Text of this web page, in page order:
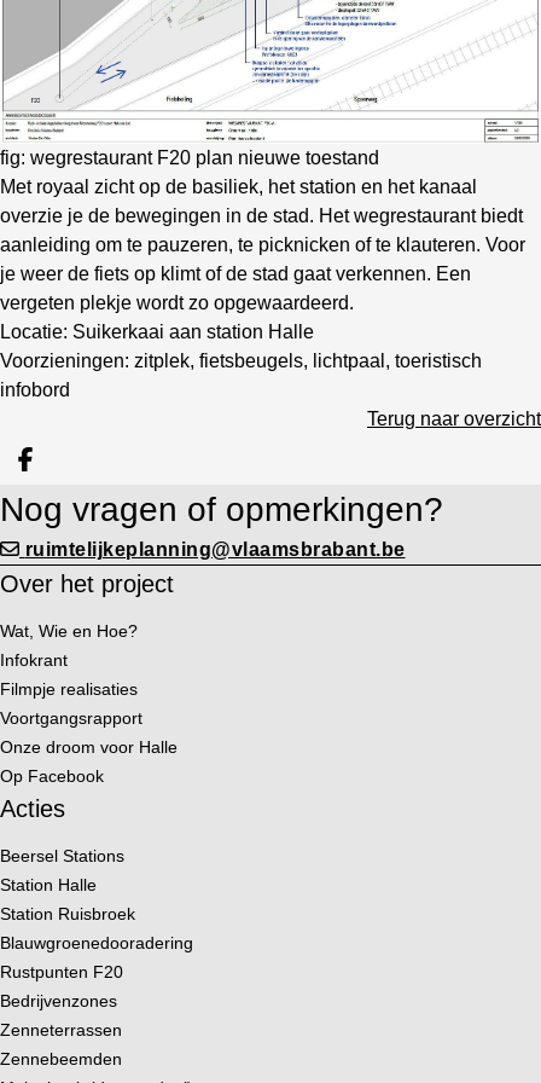
fig: wegrestaurant F20 plan nieuwe toestand
Met royaal zicht op de basiliek, het station en het kanaal
overzie je de bewegingen in de stad. Het wegrestaurant biedt
aanleiding om te pauzeren, te picknicken of te klauteren. Voor
je weer de fiets op klimt of de stad gaat verkennen. Een
vergeten plekje wordt zo opgewaardeerd.
Locatie: Suikerkaai aan station Halle
Voorzieningen: zitplek, fietsbeugels, lichtpaal, toeristisch
infobord
Terug naar overzicht
Deel op facebook
Nog vragen of opmerkingen?
ruimtelijkeplanning@vlaamsbrabant.be
Over het project
Wat, Wie en Hoe?
Infokrant
Filmpje realisaties
Voortgangsrapport
Onze droom voor Halle
Op Facebook
Acties
Beersel Stations
Station Halle
Station Ruisbroek
Blauwgroenedooradering
Rustpunten F20
Bedrijvenzones
Zenneterrassen
Zennebeemden